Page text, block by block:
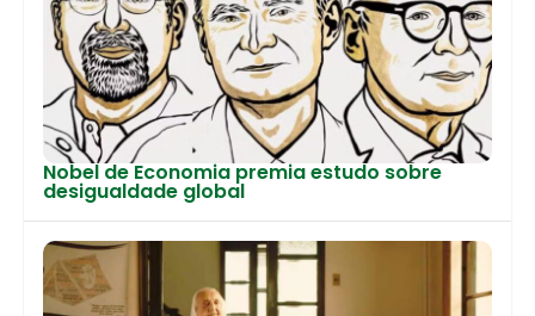
Nobel de Economia premia estudo sobre
desigualdade global